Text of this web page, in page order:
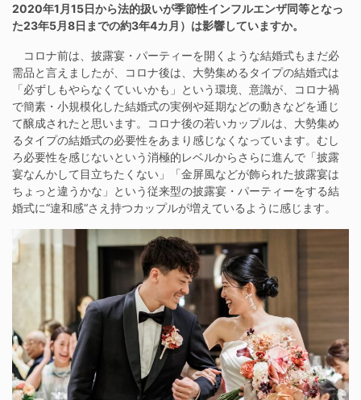
2020年1月15日から法的扱いが季節性インフルエンザ同等となっ
た23年5月8日までの約3年4カ月）は影響していますか。
コロナ前は、披露宴・パーティーを開くような結婚式もまだ必
需品と言えましたが、コロナ後は、大勢集めるタイプの結婚式は
「必ずしもやらなくていいかも」という環境、意識が、コロナ禍
で簡素・小規模化した結婚式の実例や延期などの動きなどを通じ
て醸成されたと思います。コロナ後の若いカップルは、大勢集め
るタイプの結婚式の必要性をあまり感じなくなっています。むし
ろ必要性を感じないという消極的レベルからさらに進んで「披露
宴なんかして目立ちたくない」「金屏風などが飾られた披露宴は
ちょっと違うかな」という従来型の披露宴・パーティーをする結
婚式に“違和感“さえ持つカップルが増えているように感じます。